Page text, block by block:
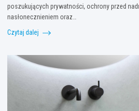
poszukujących prywatności, ochrony przed
nasłonecznieniem oraz…
Czytaj dalej